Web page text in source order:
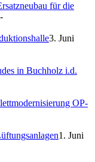
für die
3. Juni
in Buchholz i.d.
OP-
1. Juni